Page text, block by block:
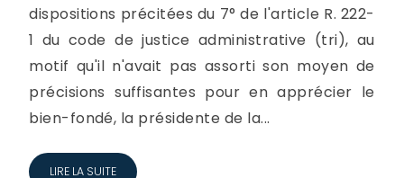
dispositions précitées du 7° de l'article R. 222-
1 du code de justice administrative (tri), au
motif qu'il n'avait pas assorti son moyen de
précisions suffisantes pour en apprécier le
bien-fondé, la présidente de la...
LIRE LA SUITE